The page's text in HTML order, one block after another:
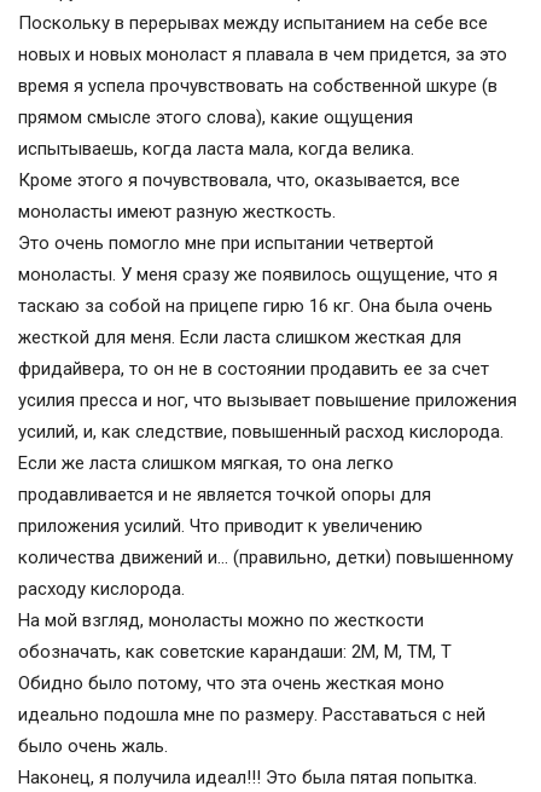
Поскольку в перерывах между испытанием на себе все
новых и новых моноласт я плавала в чем придется, за это
время я успела прочувствовать на собственной шкуре (в
прямом смысле этого слова), какие ощущения
испытываешь, когда ласта мала, когда велика.
Кроме этого я почувствовала, что, оказывается, все
моноласты имеют разную жесткость.
Это очень помогло мне при испытании четвертой
моноласты. У меня сразу же появилось ощущение, что я
таскаю за собой на прицепе гирю 16 кг. Она была очень
жесткой для меня. Если ласта слишком жесткая для
фридайвера, то он не в состоянии продавить ее за счет
усилия пресса и ног, что вызывает повышение приложения
усилий, и, как следствие, повышенный расход кислорода.
Если же ласта слишком мягкая, то она легко
продавливается и не является точкой опоры для
приложения усилий. Что приводит к увеличению
количества движений и… (правильно, детки) повышенному
расходу кислорода.
На мой взгляд, моноласты можно по жесткости
обозначать, как советские карандаши: 2М, М, ТМ, Т
Обидно было потому, что эта очень жесткая моно
идеально подошла мне по размеру. Расставаться с ней
было очень жаль.
Наконец, я получила идеал!!! Это была пятая попытка.